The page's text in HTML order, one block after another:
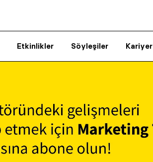
Etkinlikler Söyleşiler Kariyer